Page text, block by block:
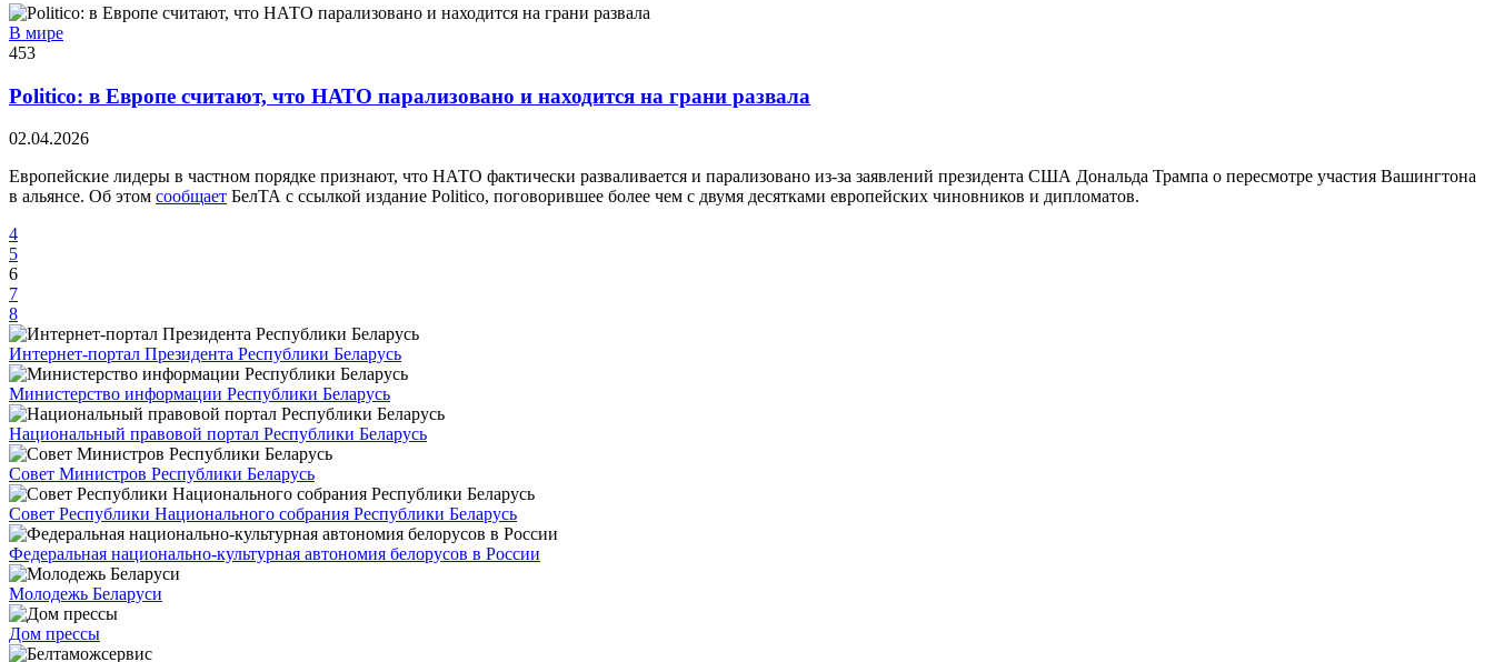
В мире
453
Politico: в Европе считают, что НАТО парализовано и находится на грани развала
02.04.2026
Европейские лидеры в частном порядке признают, что НАТО фактически разваливается и парализовано из-за заявлений президента США Дональда Трампа о пересмотре участия Вашингтона
в альянсе. Об этом сообщает БелТА с ссылкой издание Politico, поговорившее более чем с двумя десятками европейских чиновников и дипломатов.
4
5
6
7
8
Интернет-портал Президента Республики Беларусь
Министерство информации Республики Беларусь
Национальный правовой портал Республики Беларусь
Совет Министров Республики Беларусь
Совет Республики Национального собрания Республики Беларусь
Федеральная национально-культурная автономия белорусов в России
Молодежь Беларуси
Дом прессы